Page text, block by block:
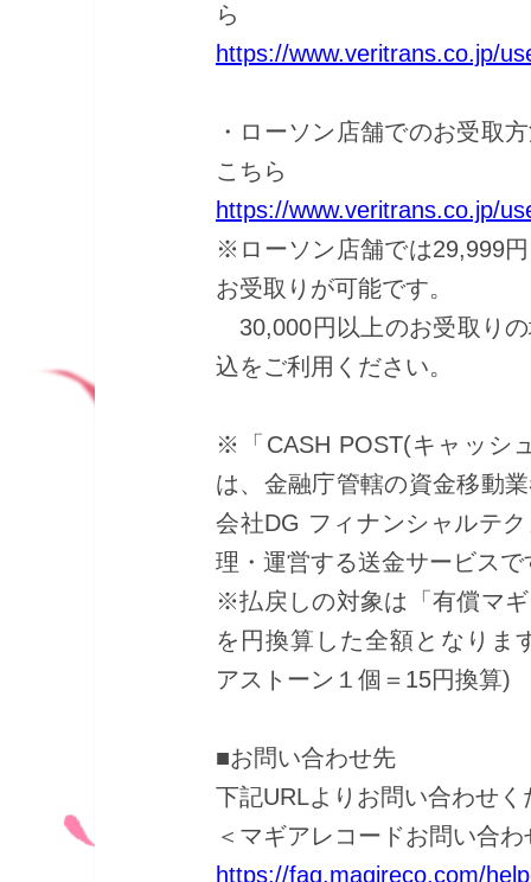
ら
https://www.veritrans.co.jp/
・ローソン店舗でのお受取
こちら
https://www.veritrans.co.jp/
※ローソン店舗では29,999
お受取りが可能です。
30,000円以上のお受取り
込をご利用ください。
※「CASH POST(キャッシ
は、金融庁管轄の資金移動
会社DG フィナンシャルテ
理・運営する送金サービスで
※払戻しの対象は「有償マ
を円換算した全額となりま
アストーン１個＝15円換算)
■お問い合わせ先
下記URLよりお問い合わせく
＜マギアレコードお問い合わ
https://faq.magireco.com/